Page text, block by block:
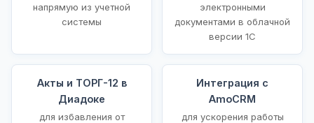
напрямую из учетной
системы
электронными
документами в облачной
версии 1С
Акты и ТОРГ-12 в
Диадоке
для избавления от
Интеграция с
AmoCRM
для ускорения работы